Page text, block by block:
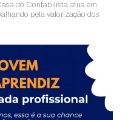
do Contabilista atua em
pela valorização dos